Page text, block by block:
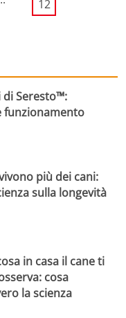
12
Seresto™:
funzionamento
più dei cani:
sulla longevità
in casa il cane ti
cosa
la scienza